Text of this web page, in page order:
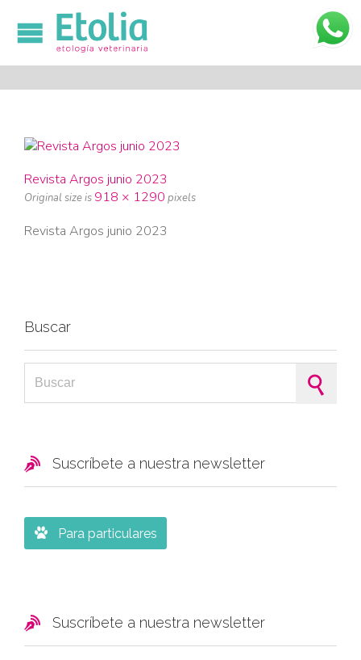

Revista Argos junio 2023
Original size is 918 × 1290 pixels
Revista Argos junio 2023
Buscar
 Suscríbete a nuestra newsletter
 Para particulares
 Suscríbete a nuestra newsletter